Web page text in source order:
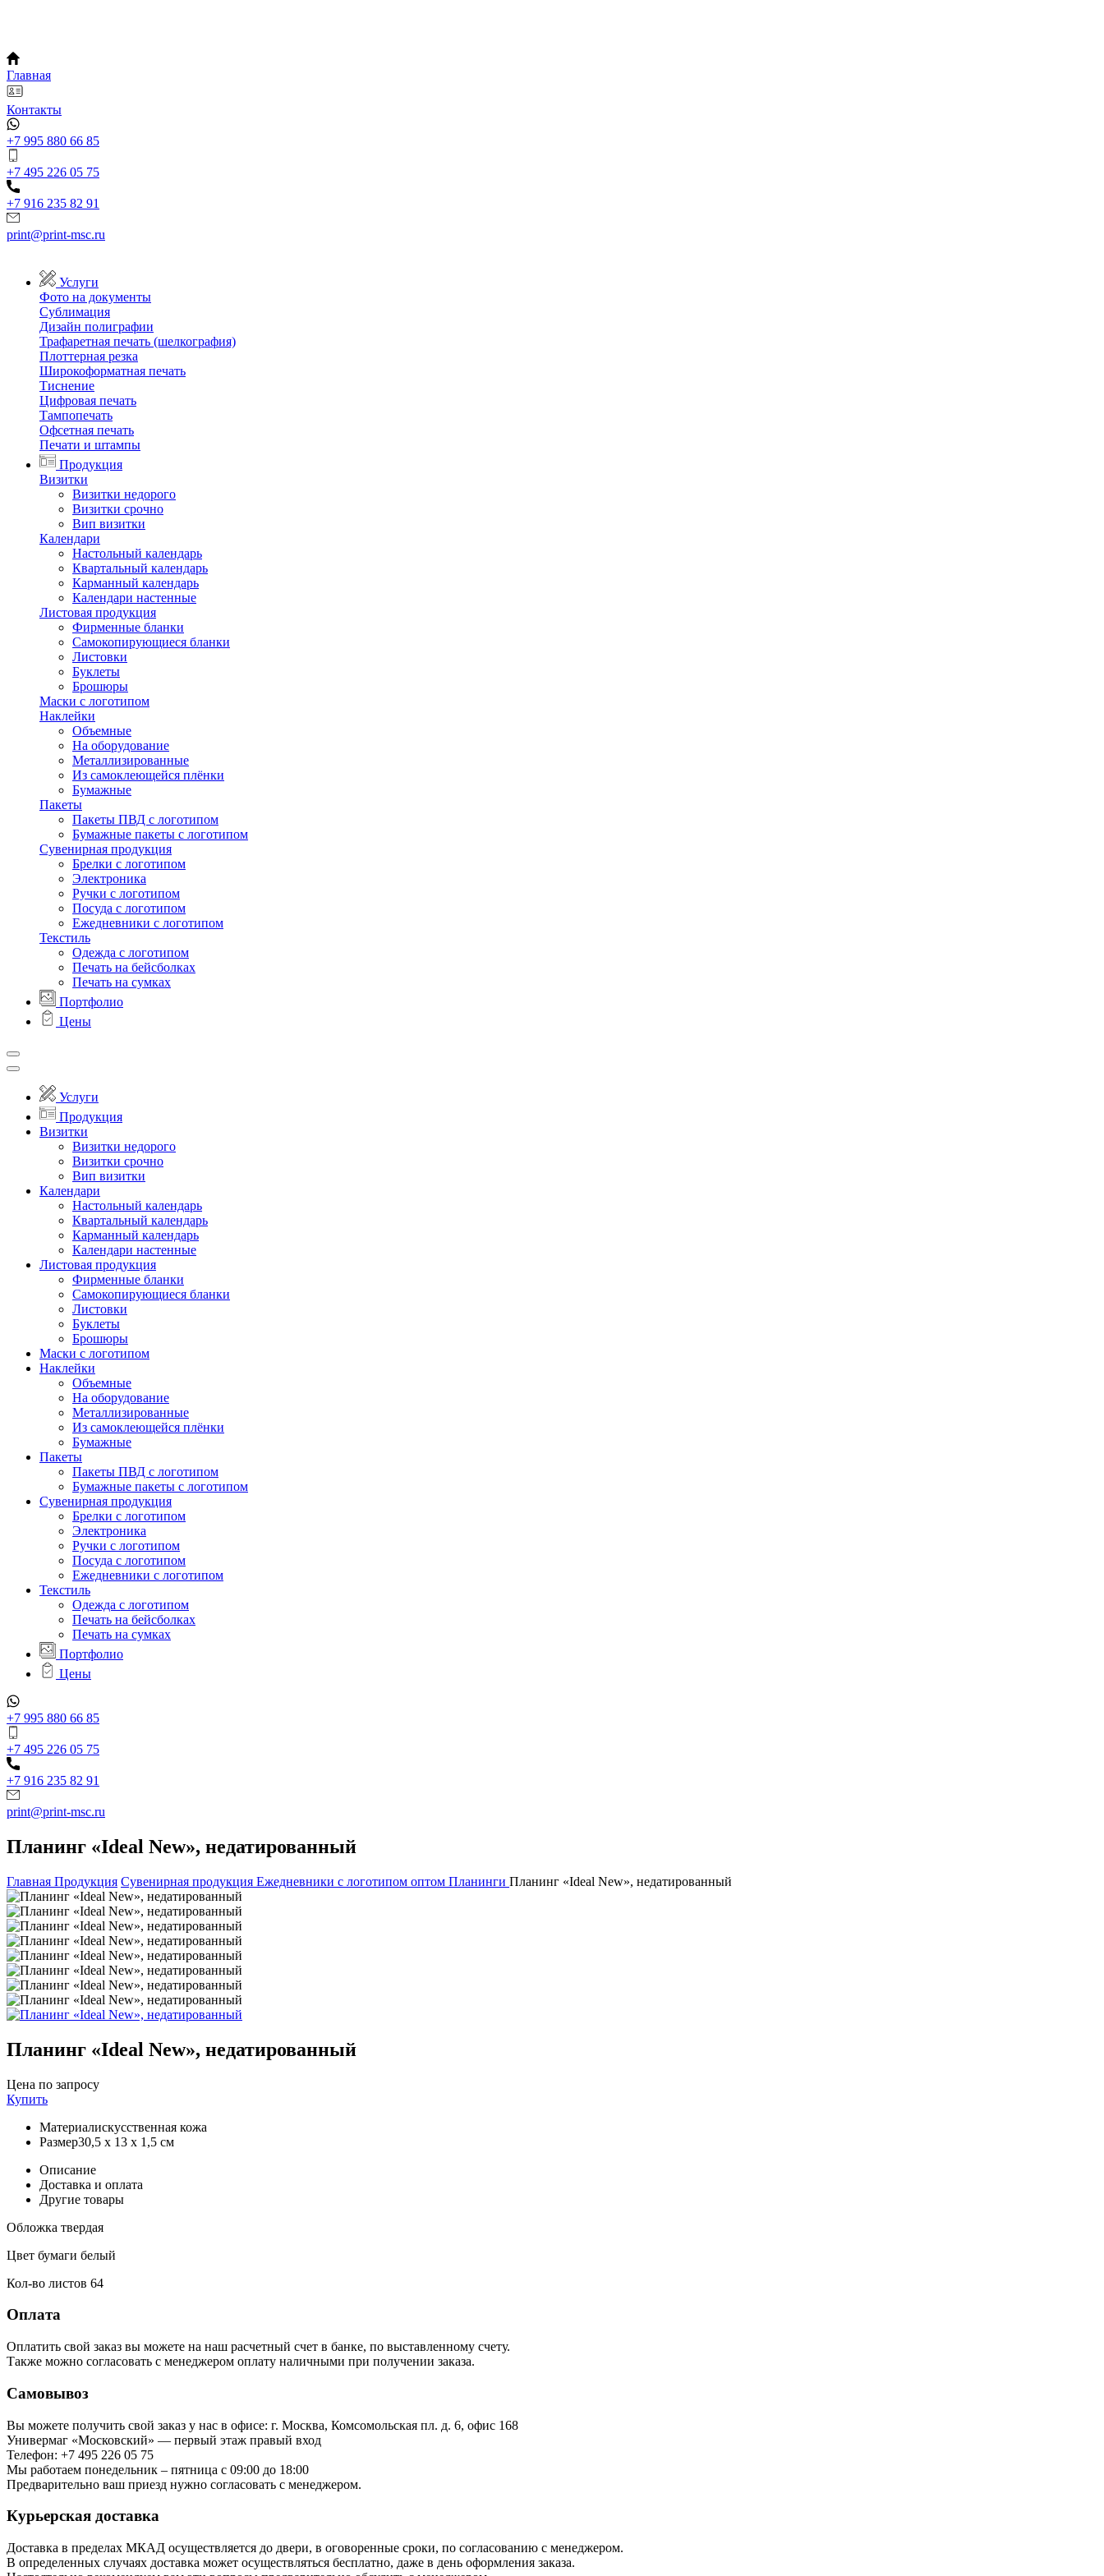
Главная
Контакты
+7 995 880 66 85
+7 495 226 05 75
+7 916 235 82 91
print@print-msc.ru
Услуги
Фото на документы
Сублимация
Дизайн полиграфии
Трафаретная печать (шелкография)
Плоттерная резка
Широкоформатная печать
Тиснение
Цифровая печать
Тампопечать
Офсетная печать
Печати и штампы
Продукция
Визитки
Визитки недорого
Визитки срочно
Вип визитки
Календари
Настольный календарь
Квартальный календарь
Карманный календарь
Календари настенные
Листовая продукция
Фирменные бланки
Самокопирующиеся бланки
Листовки
Буклеты
Брошюры
Маски с логотипом
Наклейки
Объемные
На оборудование
Металлизированные
Из самоклеющейся плёнки
Бумажные
Пакеты
Пакеты ПВД с логотипом
Бумажные пакеты с логотипом
Сувенирная продукция
Брелки с логотипом
Электроника
Ручки с логотипом
Посуда с логотипом
Ежедневники с логотипом
Текстиль
Одежда с логотипом
Печать на бейсболках
Печать на сумках
Портфолио
Цены
Услуги
Продукция
Визитки
Визитки недорого
Визитки срочно
Вип визитки
Календари
Настольный календарь
Квартальный календарь
Карманный календарь
Календари настенные
Листовая продукция
Фирменные бланки
Самокопирующиеся бланки
Листовки
Буклеты
Брошюры
Маски с логотипом
Наклейки
Объемные
На оборудование
Металлизированные
Из самоклеющейся плёнки
Бумажные
Пакеты
Пакеты ПВД с логотипом
Бумажные пакеты с логотипом
Сувенирная продукция
Брелки с логотипом
Электроника
Ручки с логотипом
Посуда с логотипом
Ежедневники с логотипом
Текстиль
Одежда с логотипом
Печать на бейсболках
Печать на сумках
Портфолио
Цены
+7 995 880 66 85
+7 495 226 05 75
+7 916 235 82 91
print@print-msc.ru
Планинг «Ideal New», недатированный
Главная Продукция Сувенирная продукция Ежедневники с логотипом оптом Планинги Планинг «Ideal New», недатированный
Планинг «Ideal New», недатированный
Цена по запросу
Купить
Материалискусственная кожа
Размер30,5 х 13 х 1,5 см
Описание
Доставка и оплата
Другие товары
Обложка твердая
Цвет бумаги белый
Кол-во листов 64
Оплата
Оплатить свой заказ вы можете на наш расчетный счет в банке, по выставленному счету.
Также можно согласовать с менеджером оплату наличными при получении заказа.
Самовывоз
Вы можете получить свой заказ у нас в офисе: г. Москва, Комсомольская пл. д. 6, офис 168
Универмаг «Московский» — первый этаж правый вход
Телефон: +7 495 226 05 75
Мы работаем понедельник – пятница с 09:00 до 18:00
Предварительно ваш приезд нужно согласовать с менеджером.
Курьерская доставка
Доставка в пределах МКАД осуществляется до двери, в оговоренные сроки, по согласованию с менеджером.
В определенных случаях доставка может осуществляться бесплатно, даже в день оформления заказа.